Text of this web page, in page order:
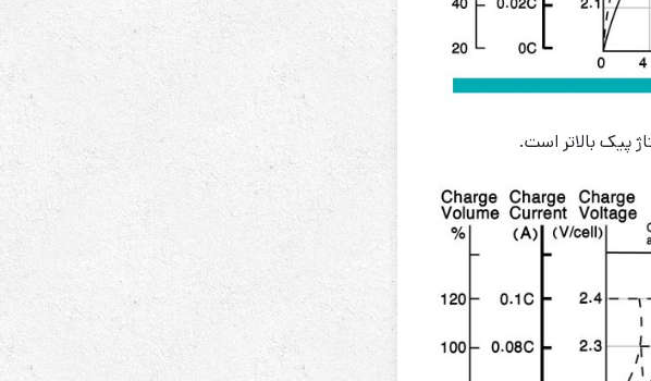
پیک بالاتر است.